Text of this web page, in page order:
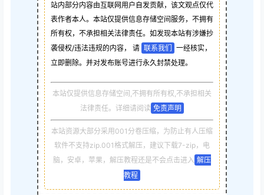
站内部分内容由互联网用户自发贡献，该文观点仅代
表作者本人。本站仅提供信息存储空间服务，不拥有
所有权，不承担相关法律责任。如发现本站有涉嫌抄
袭侵权/违法违规的内容， 请 联系我们
一经核实，
立即删除。并对发布账号进行永久封禁处理。
本站仅提供信息存储空间,不拥有所有权,不承担相关
法律责任。详细请阅读 免责声明
本站资源大部分采用001分卷压缩，为防止有人压缩
软件不支持zip.001格式解压，建议下载7-zip，电
脑，安卓，苹果，解压教程还是不会点击进入 解压
教程